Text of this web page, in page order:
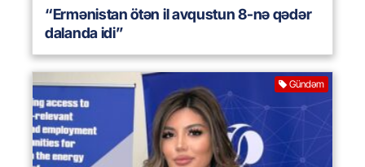
“Ermənistan ötən il avqustun 8-nə qədər
dalanda idi”
Gündəm